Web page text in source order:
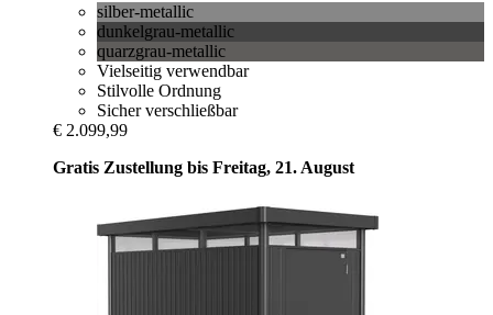
silber-metallic
dunkelgrau-metallic
quarzgrau-metallic
Vielseitig verwendbar
Stilvolle Ordnung
Sicher verschließbar
€ 2.099,99
Gratis Zustellung bis Freitag, 21. August